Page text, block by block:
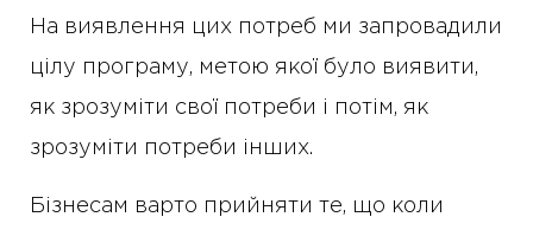
На виявлення цих потреб ми запровадили
цілу програму, метою якої було виявити,
як зрозуміти свої потреби і потім, як
зрозуміти потреби інших.
Бізнесам варто прийняти те, що коли